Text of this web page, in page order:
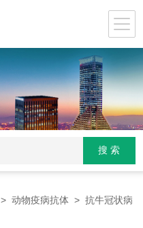
>动物疫病抗体 > 抗牛冠状病